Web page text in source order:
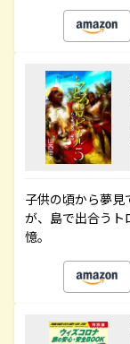
子供の頃から夢
が、島で出合うト
憶。